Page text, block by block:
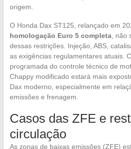
origem.
O Honda Dax ST125, relançado em
homologação Euro 5 completa, não
dessas restrições. Injeção, ABS,
as exigências regulamentares atuais.
programada do controle técnico de
Chappy modificado estará mais
Dax moderno, especialmente em
emissões e frenagem.
Casos das ZFE e
circulação
As zonas de baixas emissões (ZFE)